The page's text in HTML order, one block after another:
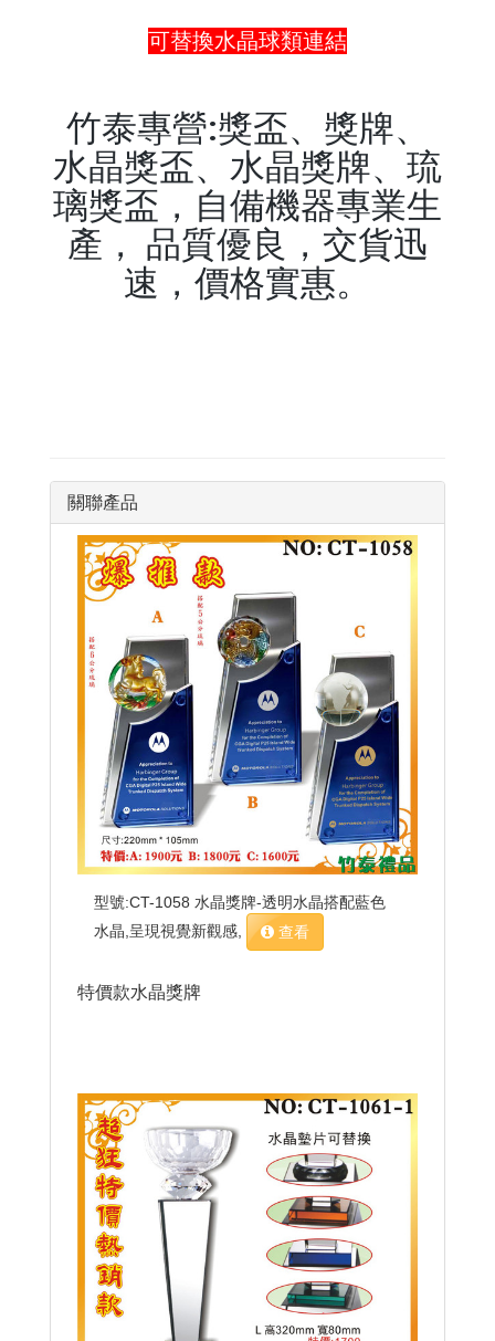
可替換水晶球類連結
竹泰專營:獎盃、獎牌、
水晶獎盃、水晶獎牌、琉
璃獎盃，自備機器專業生
產， 品質優良，交貨迅
速，價格實惠。
關聯產品
型號:CT-1058 水晶獎牌-透明水晶搭配藍色
水晶,呈現視覺新觀感,
查看
特價款水晶獎牌